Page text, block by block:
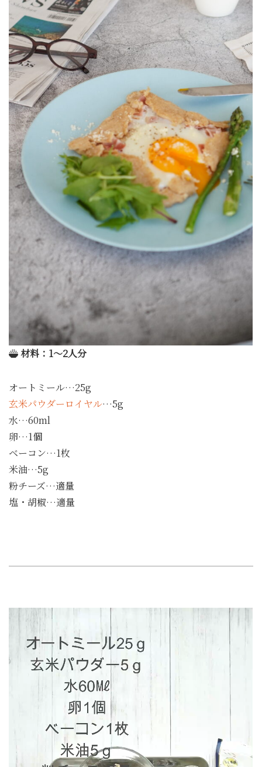
材料：1～2人分
オートミール…25g
玄米パウダーロイヤル…5g
水…60ml
卵…1個
ベーコン…1枚
米油…5g
粉チーズ…適量
塩・胡椒…適量